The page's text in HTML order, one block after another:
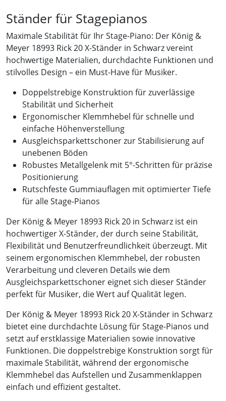
Ständer für Stagepianos
Maximale Stabilität für Ihr Stage-Piano: Der König &
Meyer 18993 Rick 20 X-Ständer in Schwarz vereint
hochwertige Materialien, durchdachte Funktionen und
stilvolles Design – ein Must-Have für Musiker.
Doppelstrebige Konstruktion für zuverlässige
Stabilität und Sicherheit
Ergonomischer Klemmhebel für schnelle und
einfache Höhenverstellung
Ausgleichsparkettschoner zur Stabilisierung auf
unebenen Böden
Robustes Metallgelenk mit 5°-Schritten für präzise
Positionierung
Rutschfeste Gummiauflagen mit optimierter Tiefe
für alle Stage-Pianos
Der König & Meyer 18993 Rick 20 in Schwarz ist ein
hochwertiger X-Ständer, der durch seine Stabilität,
Flexibilität und Benutzerfreundlichkeit überzeugt. Mit
seinem ergonomischen Klemmhebel, der robusten
Verarbeitung und cleveren Details wie dem
Ausgleichsparkettschoner eignet sich dieser Ständer
perfekt für Musiker, die Wert auf Qualität legen.
Der König & Meyer 18993 Rick 20 X-Ständer in Schwarz
bietet eine durchdachte Lösung für Stage-Pianos und
setzt auf erstklassige Materialien sowie innovative
Funktionen. Die doppelstrebige Konstruktion sorgt für
maximale Stabilität, während der ergonomische
Klemmhebel das Aufstellen und Zusammenklappen
einfach und effizient gestaltet.